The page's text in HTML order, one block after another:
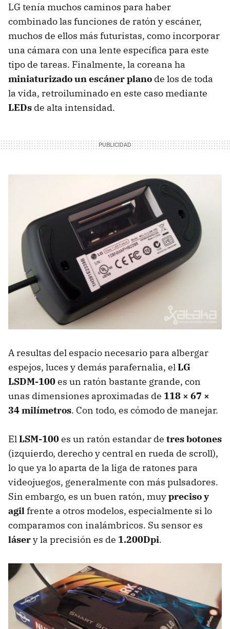
LG tenía muchos caminos para haber
combinado las funciones de ratón y escáner,
muchos de ellos más futuristas, como incorporar
una cámara con una lente específica para este
tipo de tareas. Finalmente, la coreana ha
miniaturizado un escáner plano de los de toda
la vida, retroiluminado en este caso mediante
LEDs de alta intensidad.
A resultas del espacio necesario para albergar
espejos, luces y demás parafernalia, elLG
LSDM-100es un ratón bastante grande, con
unas dimensiones aproximadas de 118 × 67 ×
34 milímetros. Con todo, es cómodo de manejar.
ElLSM-100es un ratón estandar de tres botones
(izquierdo, derecho y central en rueda de scroll),
lo que ya lo aparta de la liga de ratones para
videojuegos, generalmente con más pulsadores.
Sin embargo, es un buen ratón, muypreciso y
agilfrente a otros modelos, especialmente si lo
comparamos con inalámbricos. Su sensor es
lásery la precisión es de 1.200Dpi.